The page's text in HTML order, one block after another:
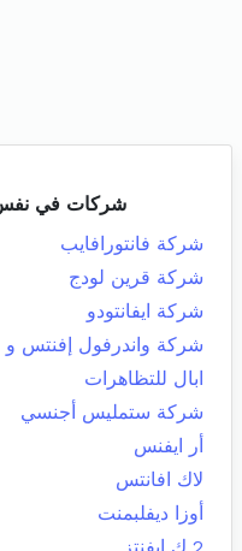
شركات في
شركة فانتورافايب
شركة قرين لودج
شركة ايفانتودو
شركة واندرفول إفنتس و
ابال للتظاهرات
شركة ستمليس أجنسي
أر ايفنس
لاك افانتس
أوزا ديفلبمنت